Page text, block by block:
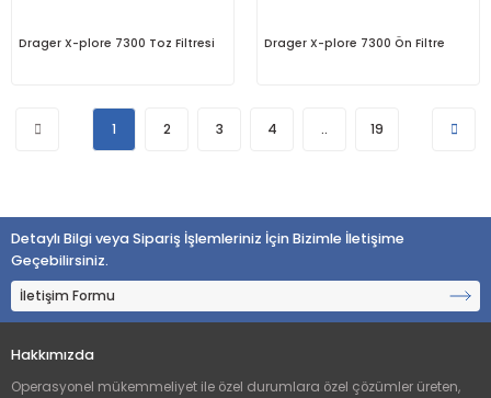
Drager X-plore 7300 Toz Filtresi Drager X-plore 7300 Ön Filtre
1 2 3 4 .. 19
Detaylı Bilgi veya Sipariş İşlemleriniz İçin Bizimle İletişime
Geçebilirsiniz.
İletişim Formu
Hakkımızda
Operasyonel mükemmeliyet ile özel durumlara özel çözümler üreten,